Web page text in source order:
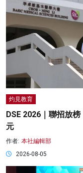
灼見教育
DSE 2026｜聯招放
元
作者: 本社編輯部
2026-08-05